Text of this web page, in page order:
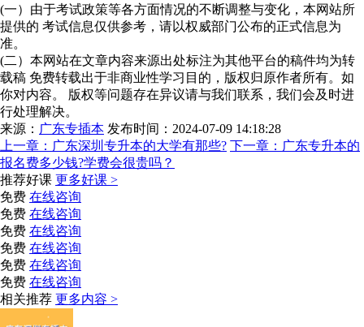
(一）由于考试政策等各方面情况的不断调整与变化，本网站所
提供的 考试信息仅供参考，请以权威部门公布的正式信息为
准。
(二）本网站在文章内容来源出处标注为其他平台的稿件均为转
载稿 免费转载出于非商业性学习目的，版权归原作者所有。如
你对内容。 版权等问题存在异议请与我们联系，我们会及时进
行处理解决。
来源： 广东专插本 发布时间：2024-07-09 14:18:28
上一章： 广东深圳专升本的大学有那些? 下一章： 广东专升本的
报名费多少钱?学费会很贵吗？
推荐好课 更多好课 >
免费 在线咨询
免费 在线咨询
免费 在线咨询
免费 在线咨询
免费 在线咨询
免费 在线咨询
相关推荐 更多内容 >